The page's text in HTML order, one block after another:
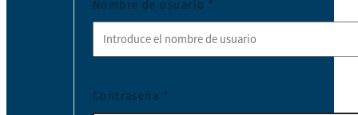
Nombre de usuario *
Contraseña *